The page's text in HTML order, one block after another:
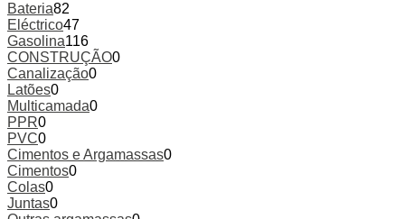
Bateria82
Eléctrico47
Gasolina116
CONSTRUÇÃO0
Canalização0
Latões0
Multicamada0
PPR0
PVC0
Cimentos e Argamassas0
Cimentos0
Colas0
Juntas0